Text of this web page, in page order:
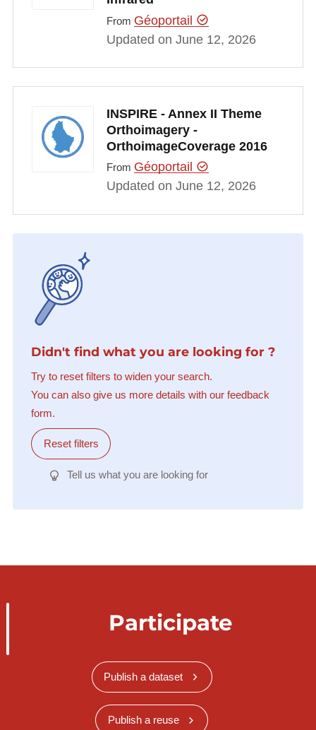
From Géoportail
Updated on June 12, 2026
INSPIRE - Annex II Theme
Orthoimagery -
OrthoimageCoverage 2016
From Géoportail
Updated on June 12, 2026
Didn't find what you are looking for ?
Try to reset filters to widen your search.
You can also give us more details with our feedback
form.
Reset filters
Tell us what you are looking for
Participate
Publish a dataset
Publish a reuse